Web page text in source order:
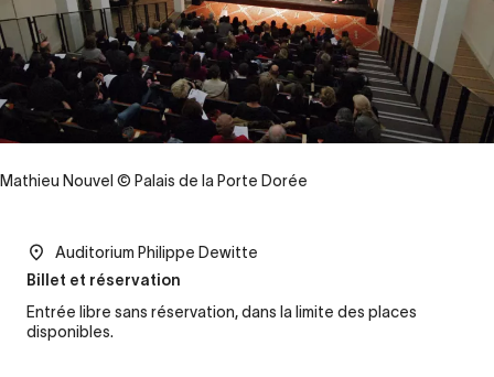
Mathieu Nouvel © Palais de la Porte Dorée
Auditorium Philippe Dewitte
Billet et réservation
Entrée libre sans réservation, dans la limite des places
disponibles.